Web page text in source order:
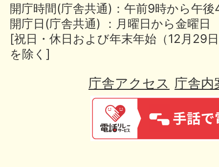
開庁時間(庁舎共通)：午前9時から午
開庁日(庁舎共通) ：月曜日から金曜日
[祝日・休日および年末年始（12月29
を除く]
庁舎アクセス 庁舎内